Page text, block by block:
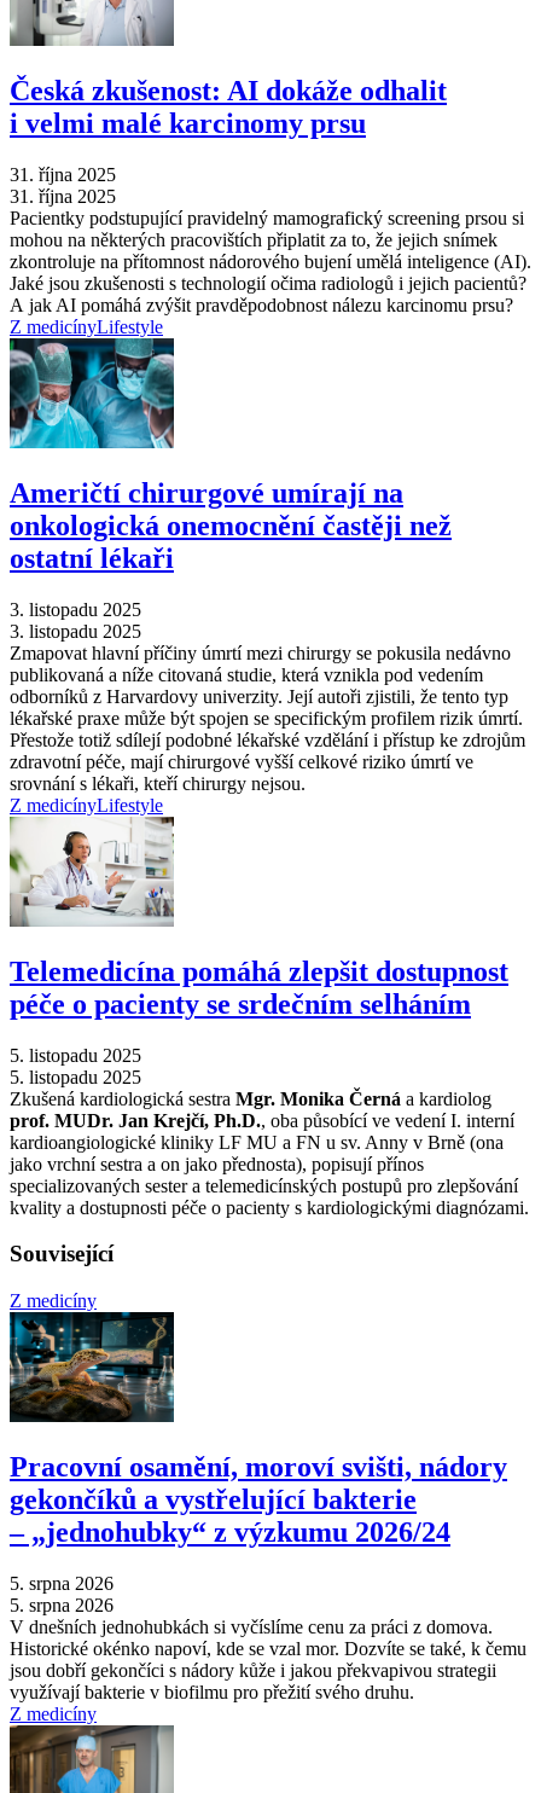
Česká zkušenost: AI dokáže odhalit
i velmi malé karcinomy prsu
31. října 2025
31. října 2025
Pacientky podstupující pravidelný mamografický screening prsou si
mohou na některých pracovištích připlatit za to, že jejich snímek
zkontroluje na přítomnost nádorového bujení umělá inteligence (AI).
Jaké jsou zkušenosti s technologií očima radiologů i jejich pacientů?
A jak AI pomáhá zvýšit pravděpodobnost nálezu karcinomu prsu?
Z medicínyLifestyle
Američtí chirurgové umírají na
onkologická onemocnění častěji než
ostatní lékaři
3. listopadu 2025
3. listopadu 2025
Zmapovat hlavní příčiny úmrtí mezi chirurgy se pokusila nedávno
publikovaná a níže citovaná studie, která vznikla pod vedením
odborníků z Harvardovy univerzity. Její autoři zjistili, že tento typ
lékařské praxe může být spojen se specifickým profilem rizik úmrtí.
Přestože totiž sdílejí podobné lékařské vzdělání i přístup ke zdrojům
zdravotní péče, mají chirurgové vyšší celkové riziko úmrtí ve
srovnání s lékaři, kteří chirurgy nejsou.
Z medicínyLifestyle
Telemedicína pomáhá zlepšit dostupnost
péče o pacienty se srdečním selháním
5. listopadu 2025
5. listopadu 2025
Zkušená kardiologická sestra Mgr. Monika Černá a kardiolog
prof. MUDr. Jan Krejčí, Ph.D., oba působící ve vedení I. interní
kardioangiologické kliniky LF MU a FN u sv. Anny v Brně (ona
jako vrchní sestra a on jako přednosta), popisují přínos
specializovaných sester a telemedicínských postupů pro zlepšování
kvality a dostupnosti péče o pacienty s kardiologickými diagnózami.
Související
Z medicíny
Pracovní osamění, moroví svišti, nádory
gekončíků a vystřelující bakterie
–⁠ „jednohubky“ z výzkumu 2026/24
5. srpna 2026
5. srpna 2026
V dnešních jednohubkách si vyčíslíme cenu za práci z domova.
Historické okénko napoví, kde se vzal mor. Dozvíte se také, k čemu
jsou dobří gekončíci s nádory kůže i jakou překvapivou strategii
využívají bakterie v biofilmu pro přežití svého druhu.
Z medicíny